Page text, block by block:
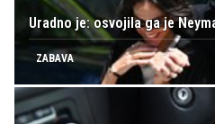
Uradno je: osvojila ga je
ZABAVA